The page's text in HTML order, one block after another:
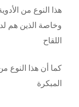
هذا النوع من
وخاصة الذين هم
اللقاح
كما أن هذا النوع
المبكرة